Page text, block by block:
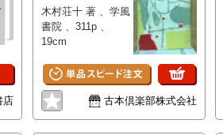
店
木村荘十 著 、学風
書院 、311p 、
19cm
古本倶楽部株式会社